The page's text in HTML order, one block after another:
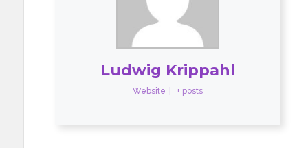
Ludwig Krippahl
Website + posts